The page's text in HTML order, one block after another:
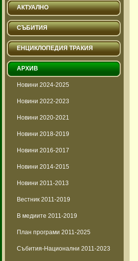
АКТУАЛНО
СЪБИТИЯ
ЕНЦИКЛОПЕДИЯ ТРАКИЯ
АРХИВ
Новини 2024-2025
Новини 2022-2023
Новини 2020-2021
Новини 2018-2019
Новини 2016-2017
Новини 2014-2015
Новини 2011-2013
Вестник 2011-2019
В медиите 2011-2019
План програми 2011-2025
Събития-Национални 2011-2023